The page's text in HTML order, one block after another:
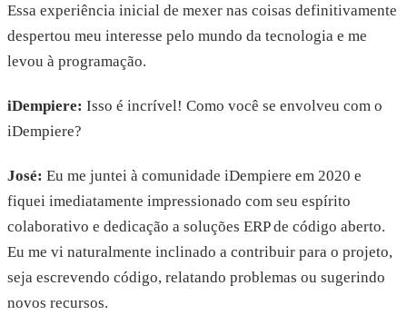
Essa experiência inicial de mexer nas coisas definitivamente
despertou meu interesse pelo mundo da tecnologia e me
levou à programação.
iDempiere: Isso é incrível! Como você se envolveu com o
iDempiere?
José: Eu me juntei à comunidade iDempiere em 2020 e
fiquei imediatamente impressionado com seu espírito
colaborativo e dedicação a soluções ERP de código aberto.
Eu me vi naturalmente inclinado a contribuir para o projeto,
seja escrevendo código, relatando problemas ou sugerindo
novos recursos.